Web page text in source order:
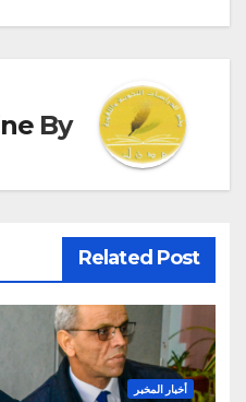
By
Related Post
أخبار المخبر